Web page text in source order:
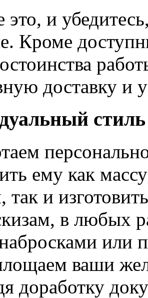
это, и
Кроме
доставку и
стиль
ему как
и
в любых
или
ваши
доработку